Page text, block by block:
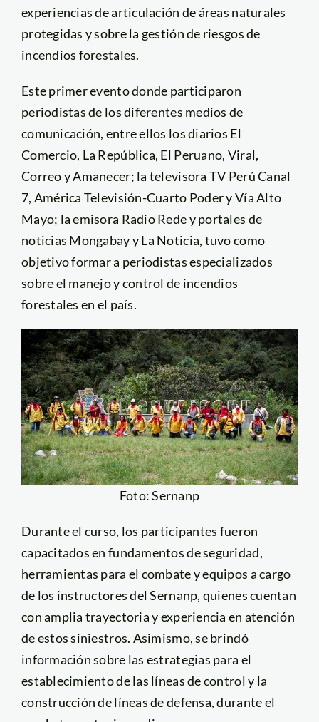
experiencias de articulación de áreas naturales
protegidas y sobre la gestión de riesgos de
incendios forestales.
Este primer evento donde participaron
periodistas de los diferentes medios de
comunicación, entre ellos los diarios El
Comercio, La República, El Peruano, Viral,
Correo y Amanecer; la televisora TV Perú Canal
7, América Televisión-Cuarto Poder y Vía Alto
Mayo; la emisora Radio Rede y portales de
noticias Mongabay y La Noticia, tuvo como
objetivo formar a periodistas especializados
sobre el manejo y control de incendios
forestales en el país.
Foto: Sernanp
Durante el curso, los participantes fueron
capacitados en fundamentos de seguridad,
herramientas para el combate y equipos a cargo
de los instructores del Sernanp, quienes cuentan
con amplia trayectoria y experiencia en atención
de estos siniestros. Asimismo, se brindó
información sobre las estrategias para el
establecimiento de las líneas de control y la
construcción de líneas de defensa, durante el